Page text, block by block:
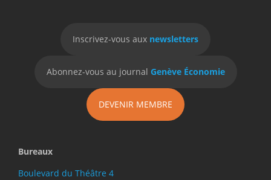
Inscrivez-vous aux newsletters
Abonnez-vous au journal Genève Économie
DEVENIR MEMBRE
Bureaux
Boulevard du Théâtre 4